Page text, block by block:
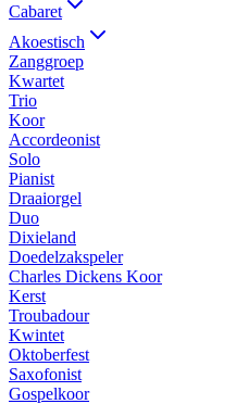
Cabaret
Akoestisch
Zanggroep
Kwartet
Trio
Koor
Accordeonist
Solo
Pianist
Draaiorgel
Duo
Dixieland
Doedelzakspeler
Charles Dickens Koor
Kerst
Troubadour
Kwintet
Oktoberfest
Saxofonist
Gospelkoor